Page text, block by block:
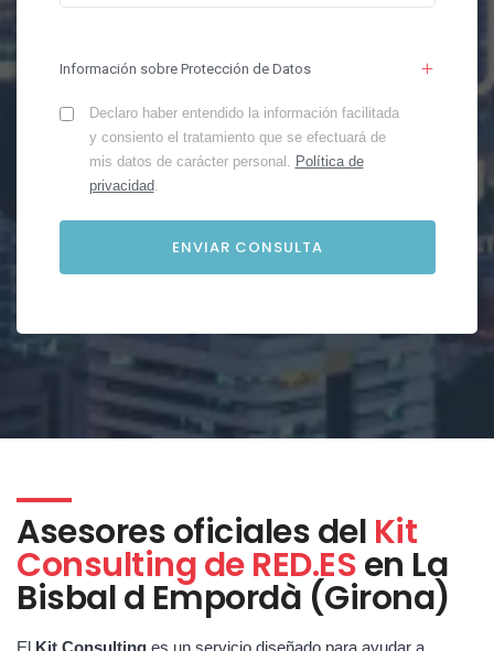
Información sobre Protección de Datos
Declaro haber entendido la información facilitada
y consiento el tratamiento que se efectuará de
mis datos de carácter personal. Política de
privacidad.
Asesores oficiales del Kit
Consulting de RED.ESen La
Bisbal d Empordà (Girona)
El Kit Consulting es un servicio diseñado para ayudar a